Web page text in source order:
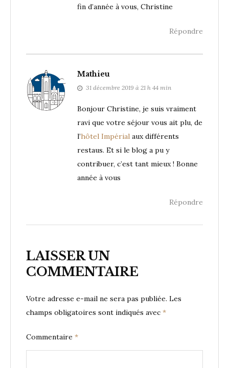
fin d’année à vous, Christine
Répondre
Mathieu
31 décembre 2019 à 21 h 44 min
Bonjour Christine, je suis vraiment
ravi que votre séjour vous ait plu, de
l’hôtel Impérial aux différents
restaus. Et si le blog a pu y
contribuer, c’est tant mieux ! Bonne
année à vous
Répondre
LAISSER UN
COMMENTAIRE
Votre adresse e-mail ne sera pas publiée. Les
champs obligatoires sont indiqués avec *
Commentaire *